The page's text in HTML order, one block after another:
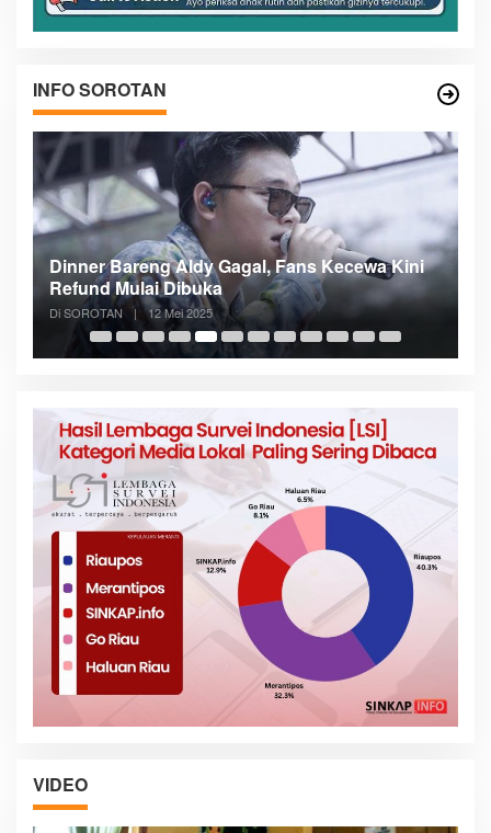
INFO SOROTAN
Dinner Bareng Aldy Gagal, Fans Kecewa Kini
Refund Mulai Dibuka
Di SOROTAN | 12 Mei 2025
VIDEO